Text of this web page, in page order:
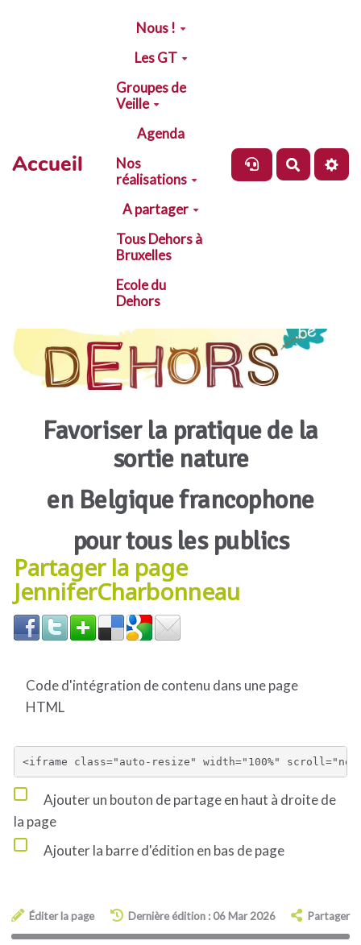
Aller au contenu principal
Accueil
Nous !
Les GT
Groupes de
Veille
Agenda
Nos
réalisations
A partager
Tous Dehors à
Bruxelles
Ecole du
Dehors
Favoriser la pratique de la
sortie nature
en Belgique francophone
pour tous les publics
Partager la page
JenniferCharbonneau
Code d'intégration de contenu dans une page
HTML
Ajouter un bouton de partage en haut à droite de
la page
Ajouter la barre d'édition en bas de page
Éditer la page Dernière édition : 06 Mar 2026 Partager